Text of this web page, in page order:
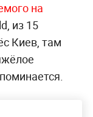
на
из 15
Киев, там